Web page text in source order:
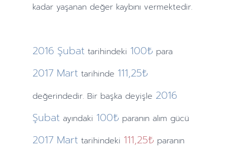
kadar yaşanan değer kaybını vermektedir.
2016 Şubat tarihindeki 100₺ para
2017 Mart tarihinde 111,25₺
değerindedir. Bir başka deyişle 2016
Şubat ayındaki 100₺ paranın alım gücü
2017 Mart tarihindeki 111,25₺ paranın